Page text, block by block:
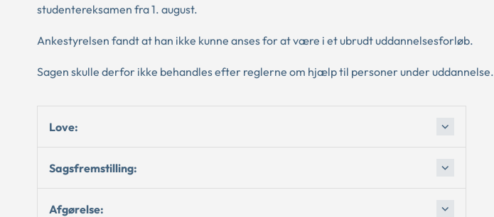
studentereksamen fra 1. august.
Ankestyrelsen fandt at han ikke kunne anses for at være i et ubrudt uddannelsesforløb.
Sagen skulle derfor ikke behandles efter reglerne om hjælp til personer under uddannelse.
Love:
Sagsfremstilling:
Afgørelse: